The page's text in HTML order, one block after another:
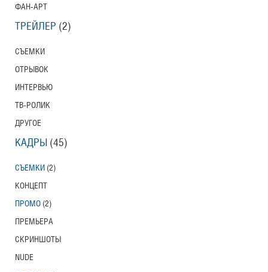
ФАН-АРТ
ТРЕЙЛЕР (2)
СЪЕМКИ
ОТРЫВОК
ИНТЕРВЬЮ
ТВ-РОЛИК
ДРУГОЕ
КАДРЫ (45)
СЪЕМКИ (2)
КОНЦЕПТ
ПРОМО (2)
ПРЕМЬЕРА
СКРИНШОТЫ
NUDE